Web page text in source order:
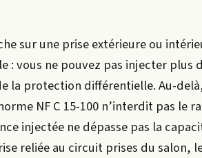
sur une prise extérieure ou
vous ne pouvez pas injecter plus
la protection différentielle. Au-
NF C 15-100 n’interdit pas le
injectée ne dépasse pas la
reliée au circuit prises du salon,